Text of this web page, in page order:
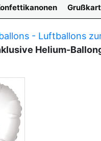
- Luftballons
Helium-